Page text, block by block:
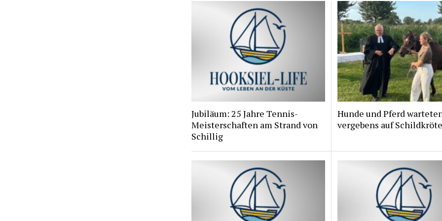
Jubiläum: 25 Jahre Tennis-
Meisterschaften am Strand von
Schillig
Hunde und Pferd
vergebens auf Schildkröte